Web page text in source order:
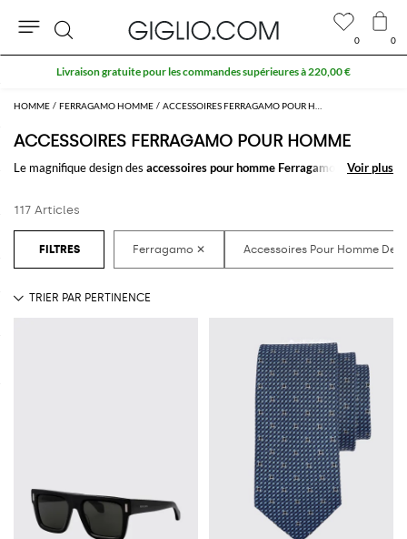
HOMME FERRAGAMO HOMME
ACCESSOIRES FERRAGAMO POUR HOMME
Le magnifique design des accessoires pour homme Ferragamo
fera la
et créez toujours de nouveaux styles en les combinant.
Achetez lesaccessoires Ferragamo homme en lignesur GIGLIO.COM
Voir plus
Voir plus
117 Articles
0 0
Rechercher
10 % supplémentaires sur les SOLDES